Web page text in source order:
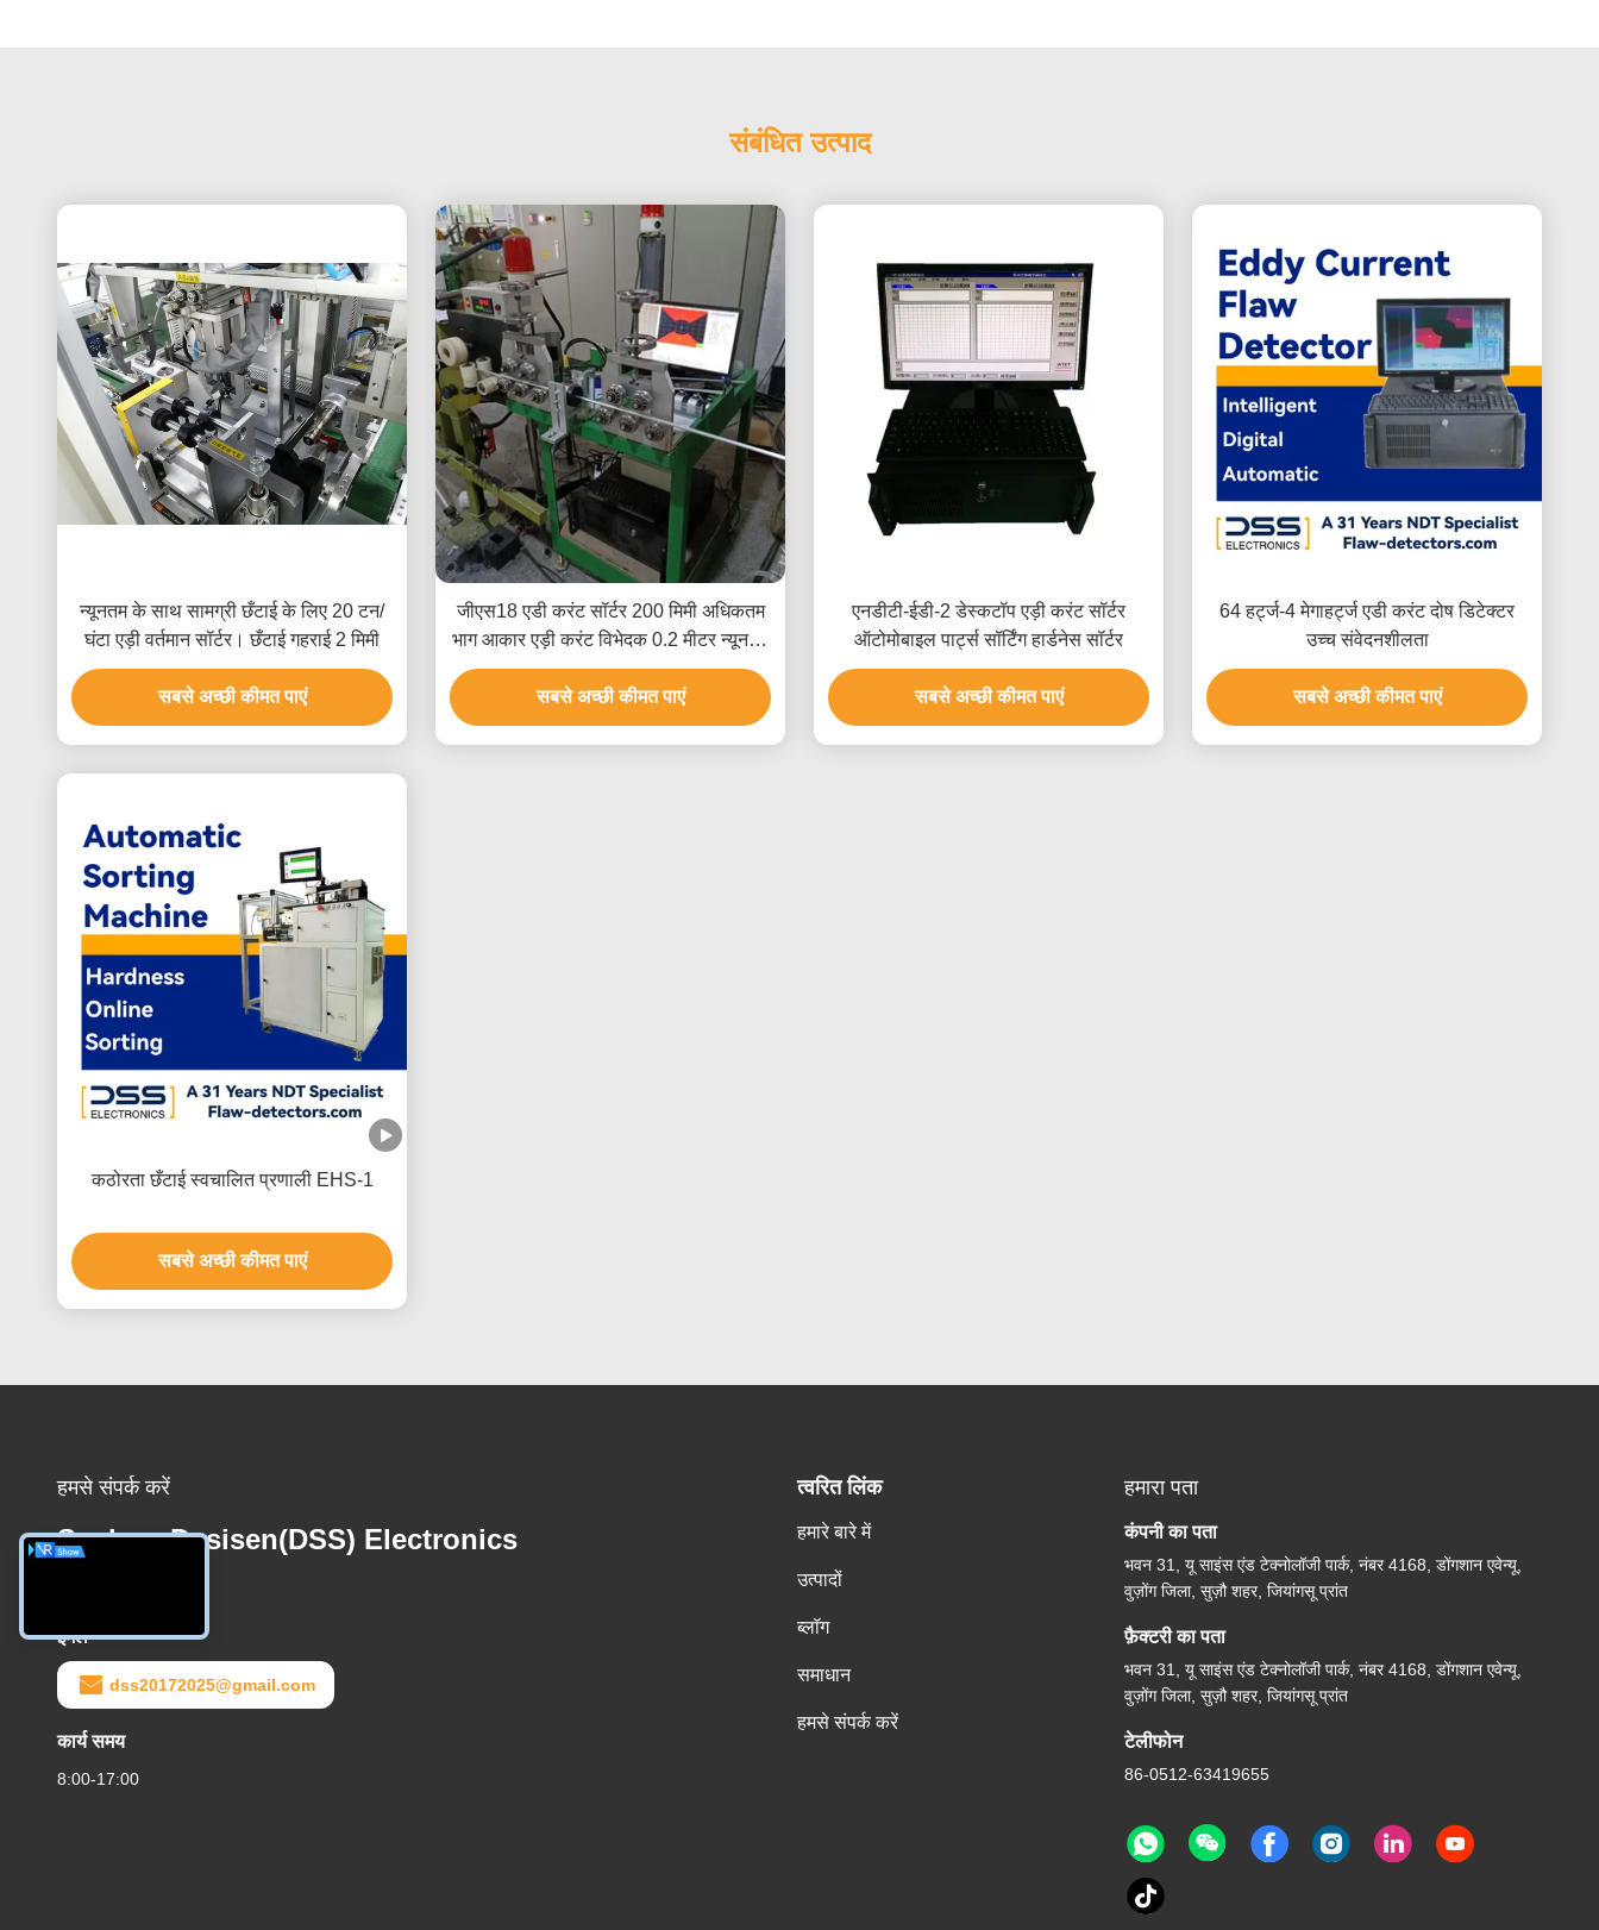
संबंधित उत्पाद
न्यूनतम के साथ सामग्री छँटाई के लिए 20 टन/
घंटा एड़ी वर्तमान सॉर्टर। छँटाई गहराई 2 मिमी
सबसे अच्छी कीमत पाएं
जीएस18 एडी करंट सॉर्टर 200 मिमी अधिकतम
भाग आकार एड़ी करंट विभेदक 0.2 मीटर न्यूनतम
सॉर्टिंग ऊंचाई
सबसे अच्छी कीमत पाएं
एनडीटी-ईडी-2 डेस्कटॉप एड़ी करंट सॉर्टर
ऑटोमोबाइल पार्ट्स सॉर्टिंग हार्डनेस सॉर्टर
सबसे अच्छी कीमत पाएं
64 हर्ट्ज-4 मेगाहर्ट्ज एडी करंट दोष डिटेक्टर
उच्च संवेदनशीलता
सबसे अच्छी कीमत पाएं
कठोरता छँटाई स्वचालित प्रणाली EHS-1
सबसे अच्छी कीमत पाएं
हमसे संपर्क करें
Suzhou Desisen(DSS) Electronics
ईमेल
dss20172025@gmail.com
कार्य समय
8:00-17:00
त्वरित लिंक
हमारे बारे में
उत्पादों
ब्लॉग
समाधान
हमसे संपर्क करें
हमारा पता
कंपनी का पता
भवन 31, यू साइंस एंड टेक्नोलॉजी पार्क, नंबर 4168, डोंगशान एवेन्यू,
वुज़ोंग जिला, सुज़ौ शहर, जियांगसू प्रांत
फ़ैक्टरी का पता
भवन 31, यू साइंस एंड टेक्नोलॉजी पार्क, नंबर 4168, डोंगशान एवेन्यू,
वुज़ोंग जिला, सुज़ौ शहर, जियांगसू प्रांत
टेलीफोन
86-0512-63419655